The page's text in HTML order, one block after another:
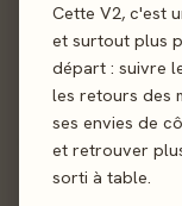
Cette V2, c'est
et surtout plus
départ : suivre
les retours des
ses envies de
et retrouver
sorti à table.
RCS Nancy -
publiques et
Directeur de la
Contact :
Hébergeur :
Le site est